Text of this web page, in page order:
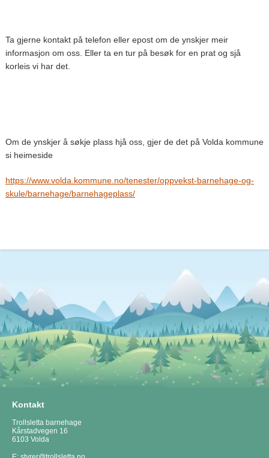
Ta gjerne kontakt på telefon eller epost om de ynskjer meir
informasjon om oss. Eller ta en tur på besøk for en prat og sjå
korleis vi har det.
Om de ynskjer å søkje plass hjå oss, gjer de det på Volda kommune
si heimeside
https://www.volda.kommune.no/tenester/oppvekst-barnehage-og-
skule/barnehage/barnehageplass/
Kontakt
Trollsletta barnehage
Kårstadvegen 16
6103 Volda